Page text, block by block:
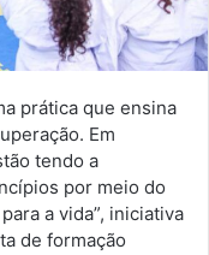
prática que ensina
Em
tendo a
por meio do
a vida”, iniciativa
de formação